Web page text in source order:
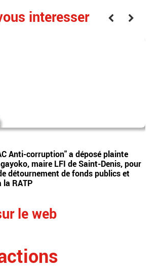
interesser
Anti-corruption" a déposé plainte
maire LFI de Saint-Denis, pour
détournement de fonds publics et
la RATP
le web